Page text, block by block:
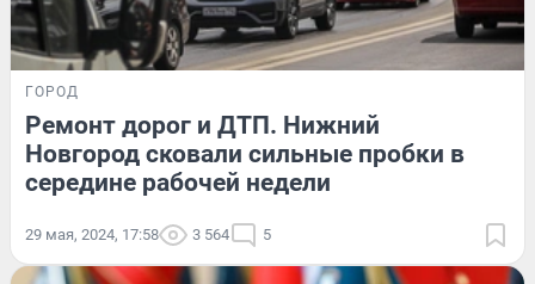
ГОРОД
Ремонт дорог и ДТП. Нижний
Новгород сковали сильные пробки в
середине рабочей недели
29 мая, 2024, 17:58 3 564 5